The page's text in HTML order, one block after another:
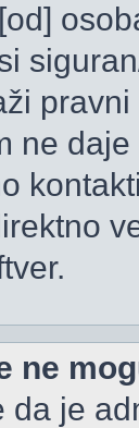
ne
ne
da je